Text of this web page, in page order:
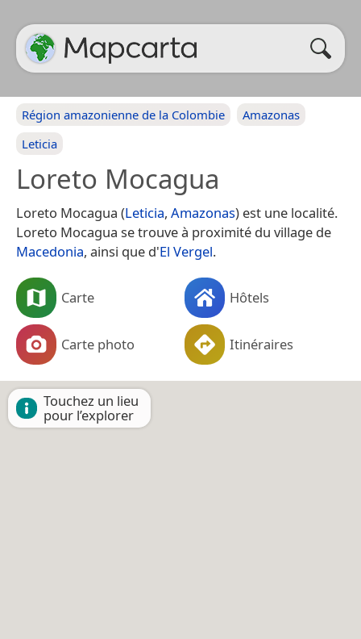
Région amazonienne de la Colombie
Amazonas
Leticia
Loreto Mocagua
Loreto Mocagua (Leticia, Amazonas) est une localité.
Loreto Mocagua se trouve à proximité du village de
Macedonia, ainsi que d'El Vergel.
Carte Hôtels
Carte photo Itinéraires
Touchez un lieu
pour l’explorer